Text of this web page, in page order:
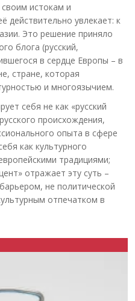
истокам и
действительно увлекает: к
Это решение приняло
блога (русский,
в сердце Европы – в
стране, которая
и многоязычием.
себя не как «русский
происхождения,
опыта в сфере
как культурного
традициями;
отражает эту суть –
не политической
отпечатком в